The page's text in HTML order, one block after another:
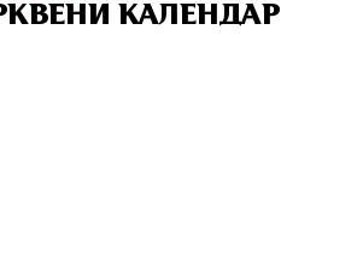
КАЛЕНДАР